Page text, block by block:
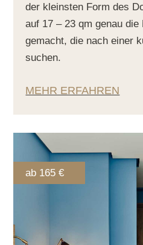
der kleinsten Form des
auf 17 – 23 qm genau
gemacht, die nach einer
suchen.
MEHR ERFAHREN
ab 165 €